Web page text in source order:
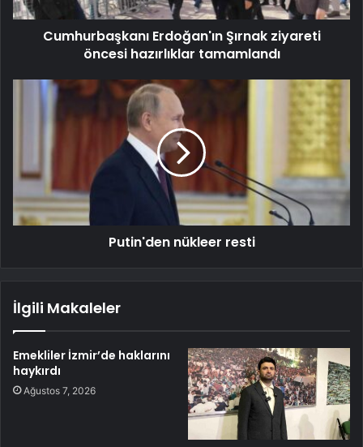
Cumhurbaşkanı Erdoğan'ın Şırnak ziyareti
öncesi hazırlıklar tamamlandı
Putin'den nükleer resti
İlgili Makaleler
Emekliler İzmir’de haklarını
haykırdı
Ağustos 7, 2026